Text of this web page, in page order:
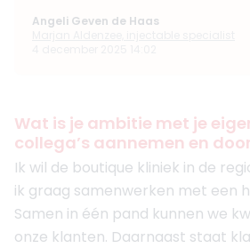
Angeli Geven de Haas
Wat is je ambitie met je
collega’s aannemen en
Ik wil de boutique kliniek in de
ik graag samenwerken met een
Samen in één pand kunnen we
onze klanten. Daarnaast staat